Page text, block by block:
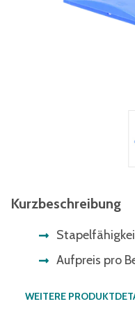
Kurzbeschreibung
Aufpreis pro
WEITERE